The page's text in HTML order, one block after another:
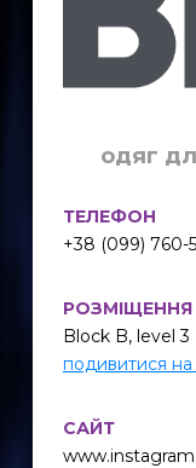
одяг
ТЕЛЕФОН
+38 (099) 760-
РОЗМІЩЕННЯ
Block B, level 3
подивитися на
САЙТ